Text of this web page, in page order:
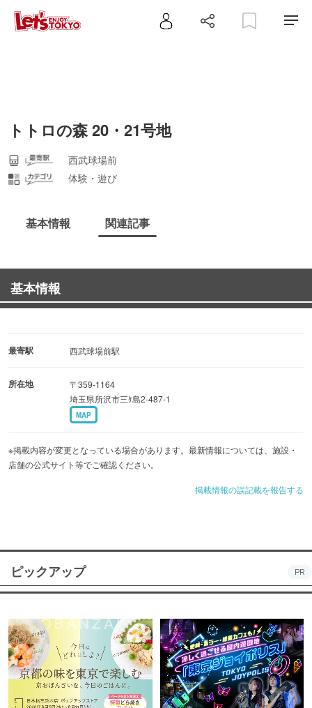
トトロの森 20・21号地
西武球場前
体験・遊び
基本情報 関連記事
基本情報
最寄駅 西武球場前駅
所在地
〒359-1164
埼玉県所沢市三ｹ島2-487-1
MAP
※掲載内容が変更となっている場合があります。最新情報については、施設・
店舗の公式サイト等でご確認ください。
掲載情報の誤記載を報告する
ピックアップ PR